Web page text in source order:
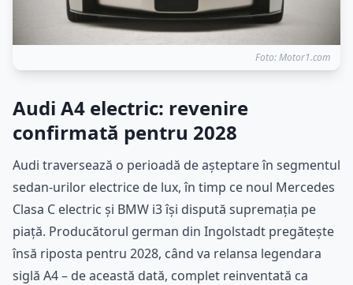
Foto: Motor1.com
Audi A4 electric: revenire
confirmată pentru 2028
Audi traversează o perioadă de așteptare în segmentul
sedan-urilor electrice de lux, în timp ce noul Mercedes
Clasa C electric și BMW i3 își dispută supremația pe
piață. Producătorul german din Ingolstadt pregătește
însă riposta pentru 2028, când va relansa legendara
siglă A4 – de această dată, complet reinventată ca